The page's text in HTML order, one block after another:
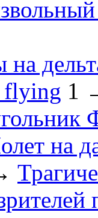
на
flying 1
на